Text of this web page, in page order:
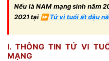
Nếu là NAM mạng sinh năm
2021 tại ⏩Tử vi tuổi ất dậu
I. THÔNG TIN TỬ VI
MẠNG